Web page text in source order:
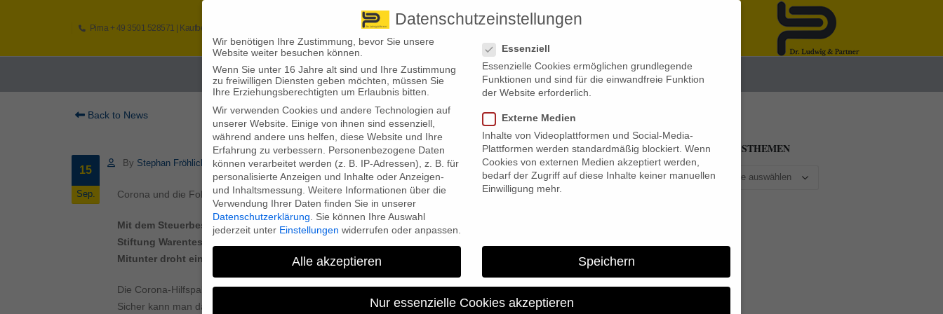
Pirna+ 49 3501 528571 | Kaufbeuren So finden Sie unsStandorte
Home Wir bieten Leistungsübersicht Über uns Standorte News
Back to News
15
Sep.
By Stephan Fröhlich
Corona und die Folgen: Drohen Nachforderungen vom Finanzamt wegen Kurzarbeit?
Mit dem Steuerbescheid 2020 könnte es für einige Empfänger böse Überraschungen geben, warnt die
Stiftung Warentest. Denn Hilfszahlungen müssen meistens in der Steuererklärung abgerechnet werden.
Mitunter droht eine steigende Steuerlast.
Die Corona-Hilfspakete der Bundesregierung haben vielen Menschen in Deutschland durch die Krise geholfen.
Sicher kann man darüber streiten, ob jede Rettung in dieser Form nötig war oder ob nicht bestimmte Branchen
BEITRAGSTHEMEN
Datenschutzeinstellungen
Wir benötigen Ihre Zustimmung, bevor Sie unsere
Website weiter besuchen können.
Wenn Sie unter 16 Jahre alt sind und Ihre Zustimmung
zu freiwilligen Diensten geben möchten, müssen Sie
Ihre Erziehungsberechtigten um Erlaubnis bitten.
Wir verwenden Cookies und andere Technologien auf
unserer Website. Einige von ihnen sind essenziell,
während andere uns helfen, diese Website und Ihre
Erfahrung zu verbessern.
Personenbezogene Daten
können verarbeitet werden (z. B. IP-Adressen), z. B. für
personalisierte Anzeigen und Inhalte oder Anzeigen-
und Inhaltsmessung. Weitere Informationen über die
Verwendung Ihrer Daten finden Sie in unserer
Datenschutzerklärung
Sie können Ihre Auswahl
jederzeit unter Einstellungen widerrufen oder anpassen.
Essenziell
Essenzielle Cookies ermöglichen grundlegende
Funktionen und sind für die einwandfreie Funktion
der Website erforderlich.
Externe Medien
Inhalte von Videoplattformen und Social-Media-
Plattformen werden standardmäßig blockiert. Wenn
Cookies von externen Medien akzeptiert werden,
bedarf der Zugriff auf diese Inhalte keiner manuellen
Einwilligung mehr.
Alle akzeptieren Speichern
Nur essenzielle Cookies akzeptieren